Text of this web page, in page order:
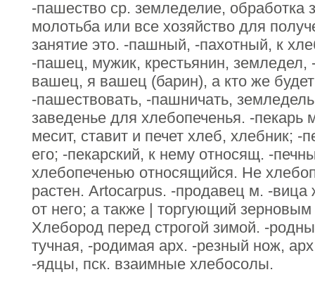
-пашество ср. земледелие, обработка
молотьба или все хозяйство для
занятие это. -пашный, -пахотный, к
-пашец, мужик, крестьянин, земледел,
вашец, я вашец (барин), а кто же
-пашествовать, -пашничать,
заведенье для хлебопеченья. -пекарь
месит, ставит и печет хлеб, хлебник; -
его; -пекарский, к нему относящ. -
хлебопеченью относящийся. Не
растен. Artocarpus. -продавец м. -вица
от него; а также | торгующий
Хлебород перед строгой зимой. -
тучная, -родимая арх. -резный нож,
-ядцы, пск. взаимные хлебосолы.